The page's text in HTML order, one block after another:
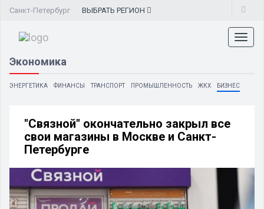
Санкт-Петербург ВЫБРАТЬ РЕГИОН
Экономика
ЭНЕРГЕТИКА ФИНАНСЫ ТРАНСПОРТ ПРОМЫШЛЕННОСТЬ ЖКХ БИЗНЕС
"Связной" окончательно закрыл все
свои магазины в Москве и Санкт-
Петербурге